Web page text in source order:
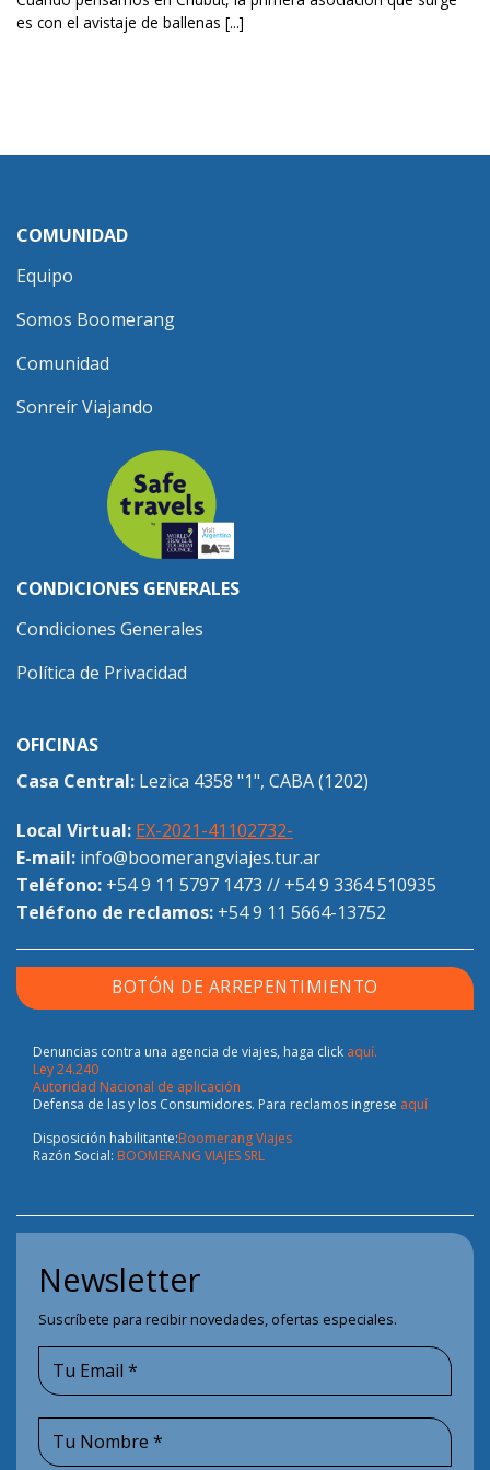
es con el avistaje de ballenas [...]
COMUNIDAD
Equipo
Somos Boomerang
Comunidad
Sonreír Viajando
CONDICIONES GENERALES
Condiciones Generales
Política de Privacidad
OFICINAS
Casa Central: Lezica 4358 "1", CABA (1202)
Local Virtual: EX-2021-41102732-
E-mail: info@boomerangviajes.tur.ar
Teléfono: +54 9 11 5797 1473 // +54 9 3364 510935
Teléfono de reclamos: +54 9 11 5664-13752
BOTÓN DE ARREPENTIMIENTO
Denuncias contra una agencia de viajes, haga click aquí.
Ley 24.240
Autoridad Nacional de aplicación
Defensa de las y los Consumidores. Para reclamos ingrese aquí
Disposición habilitante:Boomerang Viajes
Razón Social: BOOMERANG VIAJES SRL
Newsletter
Suscríbete para recibir novedades, ofertas especiales.